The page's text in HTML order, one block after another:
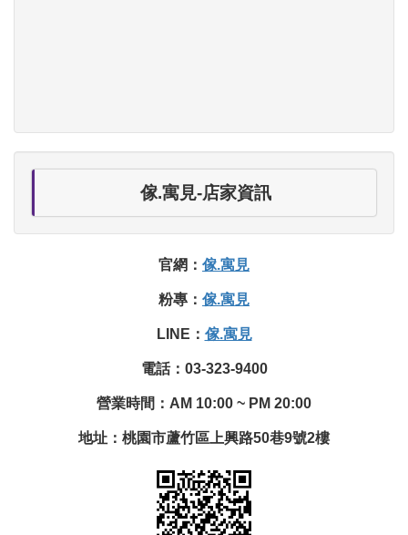
傢.寓見-店家​資訊
官網： 傢.寓見
粉專： 傢.寓見
LINE： 傢.寓見
電話：03-323-9400
營業時間：AM 10:00 ~ PM 20:00
地址：桃園市蘆竹區上興路50巷9號2樓